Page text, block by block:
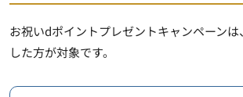
お祝いdポイントプレゼントキャンペーン
した方が対象です。